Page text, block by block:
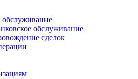
обслуживание
обслуживание
сделок